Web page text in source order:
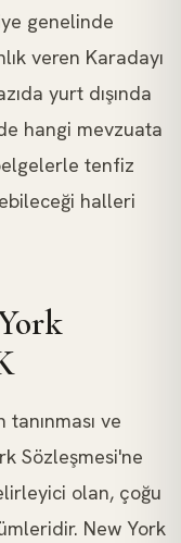
genelinde
veren Karadayı
yurt dışında
hangi mevzuata
tenfiz
halleri
ve
Sözleşmesi'ne
olan, çoğu
New York